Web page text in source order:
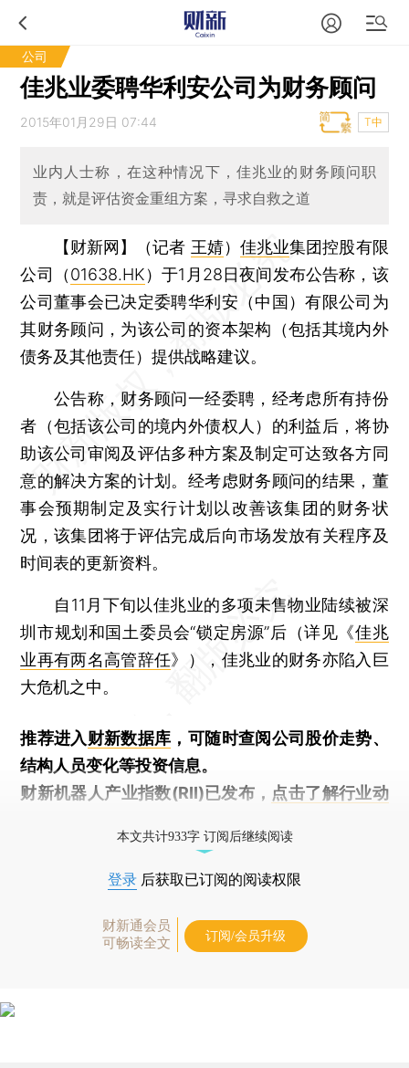
公司
佳兆业委聘华利安公司为财务顾问
2015年01月29日 07:44 T中
业内人士称，在这种情况下，佳兆业的财务顾问职
责，就是评估资金重组方案，寻求自救之道
【财新网】（记者 王婧） 佳兆业集团控股有限
公司（01638.HK）于1月28日夜间发布公告称，该
公司董事会已决定委聘华利安（中国）有限公司为
其财务顾问，为该公司的资本架构（包括其境内外
债务及其他责任）提供战略建议。
公告称，财务顾问一经委聘，经考虑所有持份
者（包括该公司的境内外债权人）的利益后，将协
助该公司审阅及评估多种方案及制定可达致各方同
意的解决方案的计划。经考虑财务顾问的结果，董
事会预期制定及实行计划以改善该集团的财务状
况，该集团将于评估完成后向市场发放有关程序及
时间表的更新资料。
自11月下旬以佳兆业的多项未售物业陆续被深
圳市规划和国土委员会“锁定房源”后（详见《佳兆
业再有两名高管辞任》），佳兆业的财务亦陷入巨
大危机之中。
推荐进入财新数据库 ，可随时查阅公司股价走势、
结构人员变化等投资信息。
财新机器人产业指数(RII)已发布， 点击了解行业动
本文共计933字 订阅后继续阅读
登录 后获取已订阅的阅读权限
财新通会员
可畅读全文
订阅/会员升级